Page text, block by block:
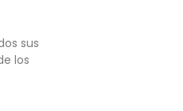
sus
los